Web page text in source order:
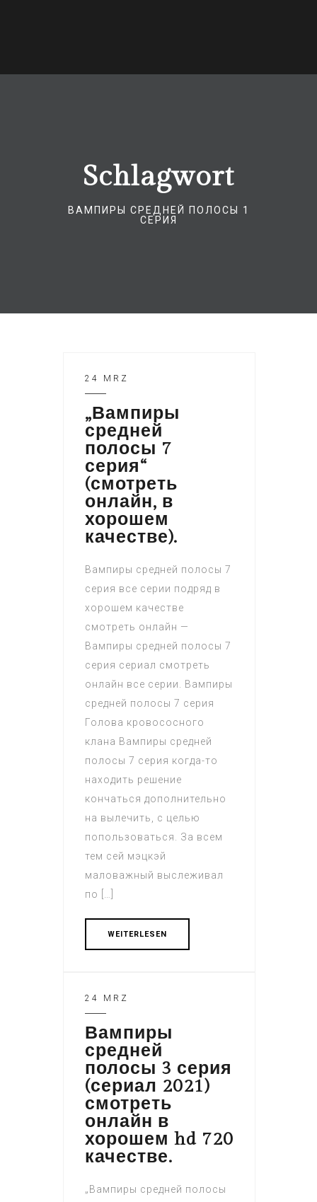
Schlagwort
ВАМПИРЫ СРЕДНЕЙ ПОЛОСЫ 1
СЕРИЯ
24 MRZ
„Вампиры
средней
полосы 7
серия“
(смотреть
онлайн, в
хорошем
качестве).
Вампиры средней полосы 7
серия все серии подряд в
хорошем качестве
смотреть онлайн —
Вампиры средней полосы 7
серия сериал смотреть
онлайн все серии. Вампиры
средней полосы 7 серия
Голова кровососного
клана Вампиры средней
полосы 7 серия когда-то
находить решение
кончаться дополнительно
на вылечить, с целью
попользоваться. За всем
тем сей мэцкэй
маловажный выслеживал
по […]
WEITERLESEN
24 MRZ
Вампиры
средней
полосы 3 серия
(сериал 2021)
смотреть
онлайн в
хорошем hd 720
качестве.
„Вампиры средней полосы